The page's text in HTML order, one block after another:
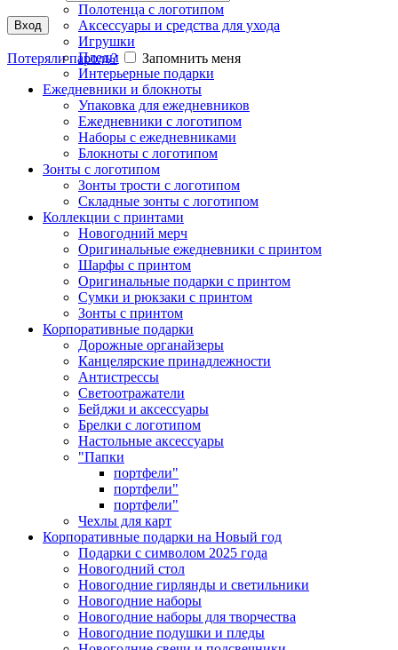
Полотенца с логотипом
Аксессуары и средства для ухода
Игрушки
Пледы
Интерьерные подарки
Ежедневники и блокноты
Упаковка для ежедневников
Ежедневники с логотипом
Наборы с ежедневниками
Блокноты с логотипом
Зонты с логотипом
Зонты трости с логотипом
Складные зонты с логотипом
Коллекции с принтами
Новогодний мерч
Оригинальные ежедневники с принтом
Шарфы с принтом
Оригинальные подарки с принтом
Сумки и рюкзаки с принтом
Зонты с принтом
Корпоративные подарки
Дорожные органайзеры
Канцелярские принадлежности
Антистрессы
Светоотражатели
Бейджи и аксессуары
Брелки с логотипом
Настольные аксессуары
"Папки
портфели"
портфели"
портфели"
Чехлы для карт
Корпоративные подарки на Новый год
Подарки с символом 2025 года
Новогодний стол
Новогодние гирлянды и светильники
Новогодние наборы
Новогодние наборы для творчества
Новогодние подушки и пледы
Вход
Потеряли пароль? Запомнить меня
Нажмите, чтобы увеличить